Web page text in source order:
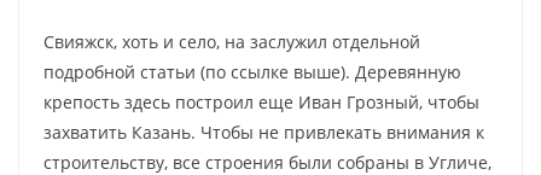
Свияжск, хоть и село, на заслужил отдельной
подробной статьи (по ссылке выше). Деревянную
крепость здесь построил еще Иван Грозный, чтобы
захватить Казань. Чтобы не привлекать внимания к
строительству, все строения были собраны в Угличе,